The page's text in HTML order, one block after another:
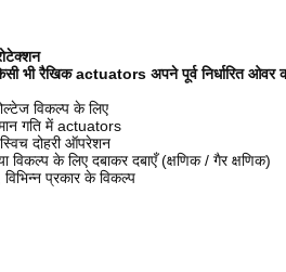
भी रैखिक actuators अपने पूर्व निर्धारित
विकल्प के लिए
गति में actuators
दोहरी ऑपरेशन
विकल्प के लिए दबाकर दबाएँ (क्षणिक / गैर क्षणिक)
विभिन्न प्रकार के विकल्प